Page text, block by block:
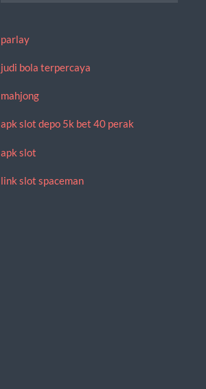
parlay
judi bola terpercaya
mahjong
apk slot depo 5k bet 40 perak
apk slot
link slot spaceman